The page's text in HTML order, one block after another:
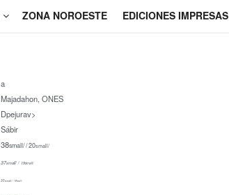
ZONA NOROESTE EDICIONES IMPRESAS
a
Majadahon, ONES
Dpejurav>
Sábir
38small/ / 20small/
37small/ / 19small/
35small/ / 18small/